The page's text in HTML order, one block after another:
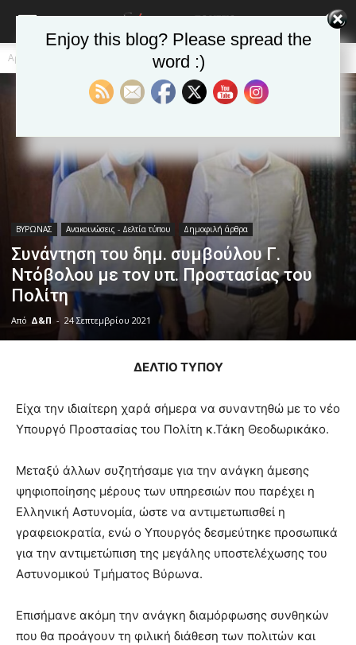
Αρχική Ανακοινώσεις - Δελτία τύπου
ΒΥΡΩΝΑΣ Ανακοινώσεις - Δελτία τύπου Δημοφιλή άρθρα
Συνάντηση του δημ. συμβούλου Γ.
Ντόβολου με τον υπ. Προστασίας του
Πολίτη
Από Δ&Π - 24 Σεπτεμβρίου 2021
cam
show.desi
brandi
teaches
you
the
meaning
pain.
porn
ΔΕΛΤΙΟ ΤΥΠΟΥ
Είχα την ιδιαίτερη χαρά σήμερα να συναντηθώ με το νέο
Υπουργό Προστασίας του Πολίτη κ.Τάκη Θεοδωρικάκο.
Μεταξύ άλλων συζητήσαμε για την ανάγκη άμεσης
ψηφιοποίησης μέρους των υπηρεσιών που παρέχει η
Ελληνική Αστυνομία, ώστε να αντιμετωπισθεί η
γραφειοκρατία, ενώ ο Υπουργός δεσμεύτηκε προσωπικά
για την αντιμετώπιση της μεγάλης υποστελέχωσης του
Αστυνομικού Τμήματος Βύρωνα.
Επισήμανε ακόμη την ανάγκη διαμόρφωσης συνθηκών
που θα προάγουν τη φιλική διάθεση των πολιτών και
Enjoy this blog? Please spread the
word :)